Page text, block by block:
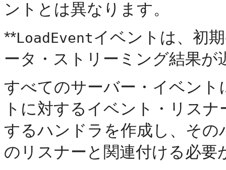
ントとは異なります。
**LoadEventイベントは、初
ータ・ストリーミング結果
すべてのサーバー・イベン
トに対するイベント・リス
するハンドラを作成し、そ
のリスナーと関連付ける必要